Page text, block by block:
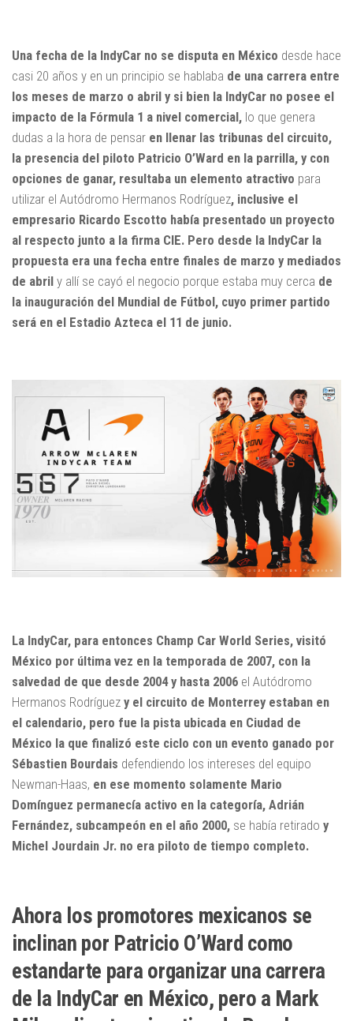
Una fecha de la IndyCar no se disputa en México desde hace
casi 20 años y en un principio se hablaba de una carrera entre
los meses de marzo o abril y si bien la IndyCar no posee el
impacto de la Fórmula 1 a nivel comercial, lo que genera
dudas a la hora de pensar en llenar las tribunas del circuito,
la presencia del piloto Patricio O’Ward en la parrilla, y con
opciones de ganar, resultaba un elemento atractivo para
utilizar el Autódromo Hermanos Rodríguez, inclusive el
empresario Ricardo Escotto había presentado un proyecto
al respecto junto a la firma CIE. Pero desde la IndyCar la
propuesta era una fecha entre finales de marzo y mediados
de abril y allí se cayó el negocio porque estaba muy cerca de
la inauguración del Mundial de Fútbol, cuyo primer partido
será en el Estadio Azteca el 11 de junio.
La IndyCar, para entonces Champ Car World Series, visitó
México por última vez en la temporada de 2007, con la
salvedad de que desde 2004 y hasta 2006 el Autódromo
Hermanos Rodríguez y el circuito de Monterrey estaban en
el calendario, pero fue la pista ubicada en Ciudad de
México la que finalizó este ciclo con un evento ganado por
Sébastien Bourdais defendiendo los intereses del equipo
Newman-Haas, en ese momento solamente Mario
Domínguez permanecía activo en la categoría, Adrián
Fernández, subcampeón en el año 2000, se había retirado y
Michel Jourdain Jr. no era piloto de tiempo completo.
Ahora los promotores mexicanos se
inclinan por Patricio O’Ward como
estandarte para organizar una carrera
de la IndyCar en México, pero a Mark